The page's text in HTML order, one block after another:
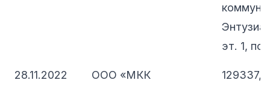
эт. 1,
28.11.2022
ООО «МКК
129337,